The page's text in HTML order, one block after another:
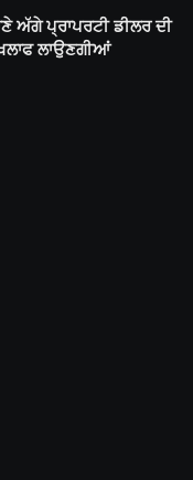
ਅੱਗੇ ਪ੍ਰਾਪਰਟੀ ਡੀਲਰ ਦੀ
ਲਾਉਣਗੀਆਂ